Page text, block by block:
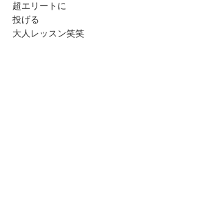
超エリートに
投げる
大人レッスン笑笑